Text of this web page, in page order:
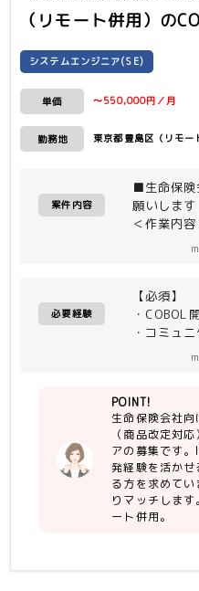
（リモート併用） の
システムエンジニア(SE)
単価 〜550,000円／月
勤務地 東京都豊島区（リモー
案件内容
■生命保
願いします
＜作業内容
必要経験
【必須】
・COBOL
・コミュ
PLUSの後
【尚可】
・生保知
POINT!
生命保険会社
（商品改定対
アの募集です。
発経験を活かせ
る方を求めてい
りマッチしま
ート併用。